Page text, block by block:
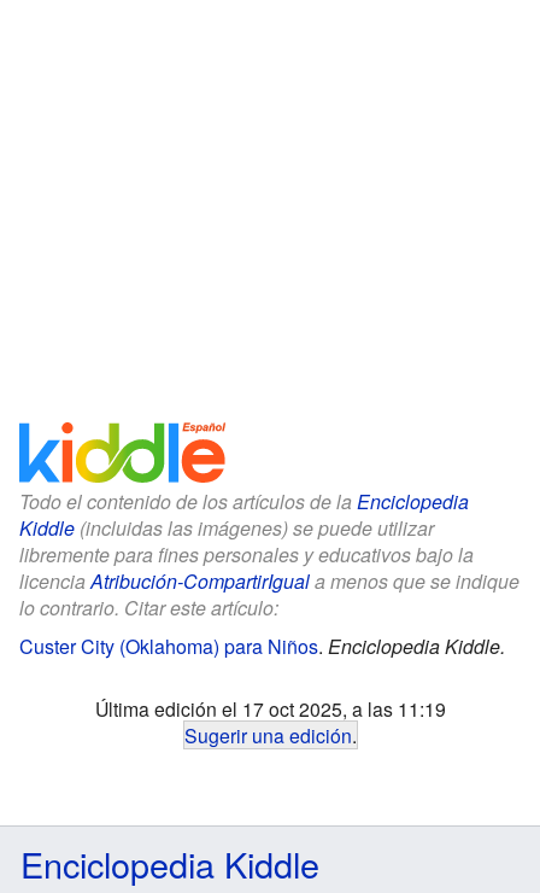
Todo el contenido de los artículos de la Enciclopedia
Kiddle (incluidas las imágenes) se puede utilizar
libremente para fines personales y educativos bajo la
licenciaAtribución-CompartirIguala menos que se indique
lo contrario. Citar este artículo:
Custer City (Oklahoma) para Niños. Enciclopedia Kiddle.
Última edición el 17 oct 2025, a las 11:19
Sugerir una edición.
Enciclopedia Kiddle